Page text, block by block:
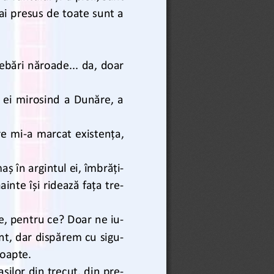
presus de toate sunt a
năroade... da, doar
mirosind a Dunăre, a
mi-a marcat existența,
în argintul ei, îmbrăți-
își ridează fața tre-
pentru ce? Doar ne iu-
dar dispărem cu sigu-